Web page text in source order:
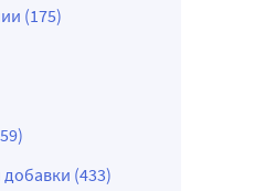
(175)
(433)